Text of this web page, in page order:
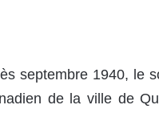
septembre 1940, le
de la ville de